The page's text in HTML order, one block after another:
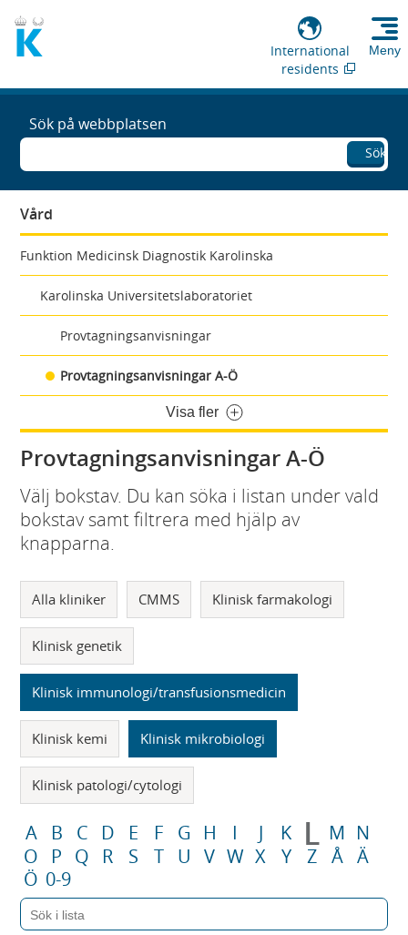
International
residents
Meny
Sök på webbplatsen
Sök
Vård
Funktion Medicinsk Diagnostik Karolinska
Karolinska Universitetslaboratoriet
Provtagningsanvisningar
Provtagningsanvisningar A-Ö
Visa fler
Provtagningsanvisningar A-Ö
Välj bokstav. Du kan söka i listan under vald
bokstav samt filtrera med hjälp av
knapparna.
Alla kliniker CMMS Klinisk farmakologi
Klinisk genetik
Klinisk immunologi/transfusionsmedicin
Klinisk kemi Klinisk mikrobiologi
Klinisk patologi/cytologi
A B C D E F G H I J K L M N
O
P Q R S T U V W X Y Z Å Ä
Ö 0-9